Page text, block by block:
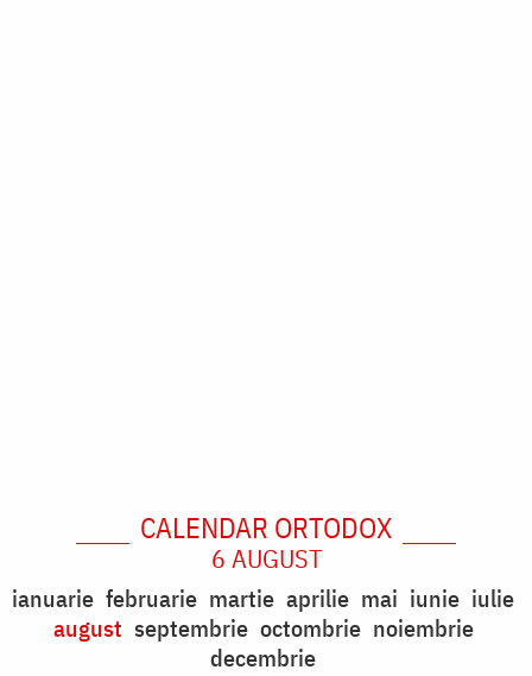
CALENDAR ORTODOX
6 AUGUST
ianuarie februarie martie aprilie mai iunie iulie
august septembrie octombrie noiembrie
decembrie